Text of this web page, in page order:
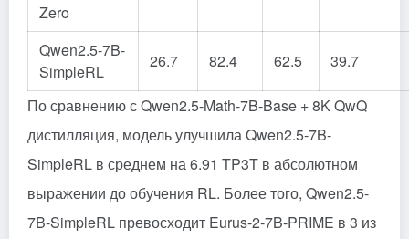
Zero
Qwen2.5-7B-
SimpleRL
26.7 82.4 62.5 39.7
По сравнению с Qwen2.5-Math-7B-Base + 8K QwQ
дистилляция, модель улучшила Qwen2.5-7B-
SimpleRL в среднем на 6.91 TP3T в абсолютном
выражении до обучения RL. Более того, Qwen2.5-
7B-SimpleRL превосходит Eurus-2-7B-PRIME в 3 из